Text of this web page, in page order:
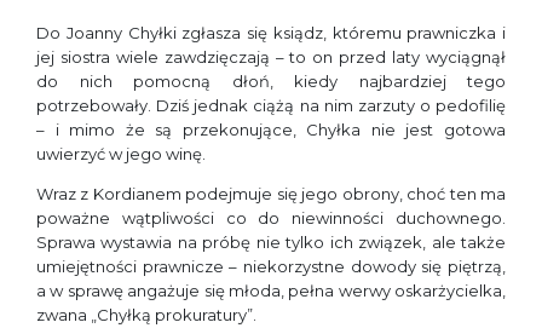
Do Joanny Chyłki zgłasza się ksiądz, któremu prawniczka i
jej siostra wiele zawdzięczają – to on przed laty wyciągnął
do nich pomocną dłoń, kiedy najbardziej tego
potrzebowały. Dziś jednak ciążą na nim zarzuty o pedofilię
– i mimo że są przekonujące, Chyłka nie jest gotowa
uwierzyć w jego winę.
Wraz z Kordianem podejmuje się jego obrony, choć ten ma
poważne wątpliwości co do niewinności duchownego.
Sprawa wystawia na próbę nie tylko ich związek, ale także
umiejętności prawnicze – niekorzystne dowody się piętrzą,
a w sprawę angażuje się młoda, pełna werwy oskarżycielka,
zwana „Chyłką prokuratury”.